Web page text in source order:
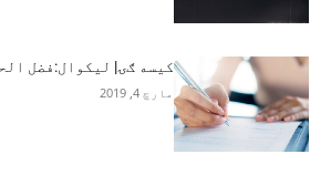
کيسه ګۍ| ليکوال:فضل
مارچ 4, 2019